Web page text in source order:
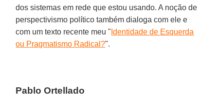
dos sistemas em rede que estou usando. A noção de
perspectivismo político também dialoga com ele e
com um texto recente meu " Identidade de Esquerda
ou Pragmatismo Radical?".
Pablo Ortellado